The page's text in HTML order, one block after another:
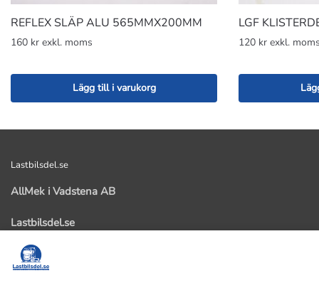
REFLEX SLÄP ALU 565MMX200MM
160 kr exkl. moms
Lägg till i varukorg
LGF
120 kr exkl.
Lastbilsdel.se
AllMek i Vadstena AB
Lastbilsdel.se
59291 Vadstena